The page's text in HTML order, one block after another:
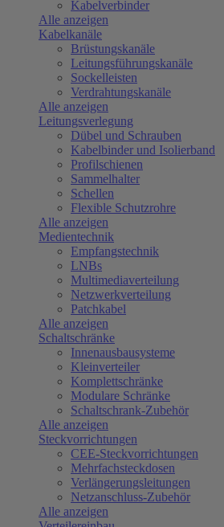
Kabelverbinder
Alle anzeigen
Kabelkanäle
Brüstungskanäle
Leitungsführungskanäle
Sockelleisten
Verdrahtungskanäle
Alle anzeigen
Leitungsverlegung
Dübel und Schrauben
Kabelbinder und Isolierband
Profilschienen
Sammelhalter
Schellen
Flexible Schutzrohre
Alle anzeigen
Medientechnik
Empfangstechnik
LNBs
Multimediaverteilung
Netzwerkverteilung
Patchkabel
Alle anzeigen
Schaltschränke
Innenausbausysteme
Kleinverteiler
Komplettschränke
Modulare Schränke
Schaltschrank-Zubehör
Alle anzeigen
Steckvorrichtungen
CEE-Steckvorrichtungen
Mehrfachsteckdosen
Verlängerungsleitungen
Netzanschluss-Zubehör
Alle anzeigen